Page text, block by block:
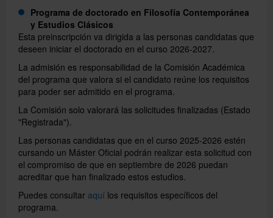
Movilidad
Relaciones externas
Directorio
Català
Programa de doctorado en Filosofía Contemporánea
y Estudios Clásicos
Esta preinscripción va dirigida a las personas candidatas que
deseen iniciar el doctorado en el curso 2026-2027.
La admisión es responsabilidad de la Comisión Académica
del programa que valora si el candidato reúne los requisitos
para poder ser admitido en el programa.
La Comisión solo valorará las solicitudes finalizadas (Estado
"Registrada").
Las personas candidatas que en el curso 2025-2026 estén
cursando un Máster Oficial podrán realizar esta solicitud con
el compromiso de que en septiembre de 2026 puedan
acreditar que han finalizado estos estudios.
Puedes consultar aquí los requisitos específicos del
programa.